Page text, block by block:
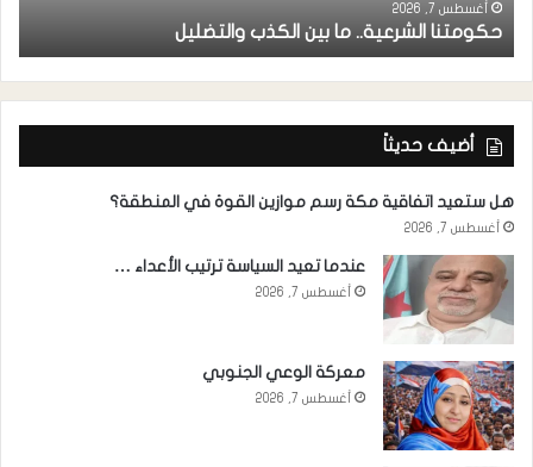
أغسطس 7, 2026
حكومتنا الشرعية.. ما بين الكذب والتضليل
أضيف حديثاً
هل ستعيد اتفاقية مكة رسم موازين القوة في المنطقة؟
أغسطس 7, 2026
عندما تعيد السياسة ترتيب الأعداء …
أغسطس 7, 2026
معركة الوعي الجنوبي
أغسطس 7, 2026